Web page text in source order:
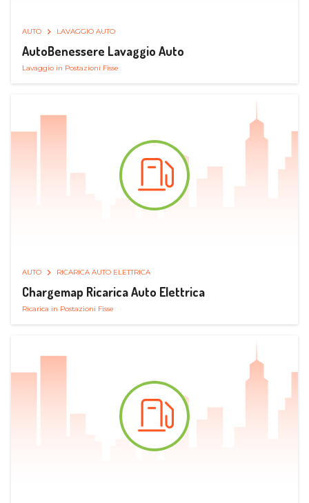
AUTO LAVAGGIO AUTO
AutoBenessere Lavaggio Auto
Lavaggio in Postazioni Fisse
AUTO RICARICA AUTO ELETTRICA
Chargemap Ricarica Auto Elettrica
Ricarica in Postazioni Fisse